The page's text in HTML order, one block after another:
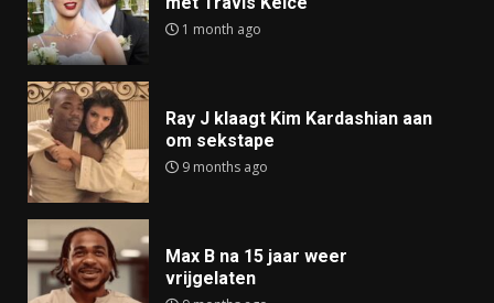
1 month ago
Ray J klaagt Kim Kardashian aan
om sekstape
9 months ago
Max B na 15 jaar weer
vrijgelaten